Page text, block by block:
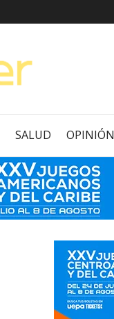
SALUD OPINIÓN